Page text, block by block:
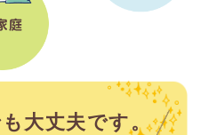
大丈夫です。